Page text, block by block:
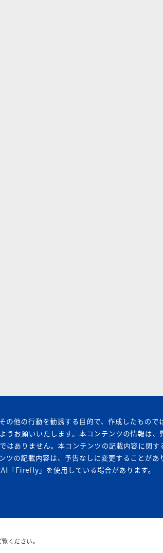
の他の行動を勧誘する目的で、作成したもの
うお願いいたします。本コンテンツの情報は
はありません。本コンテンツの記載内容に関
の記載内容は、予告なしに変更することがあ
「Firefly」を使用している場合があります。
ください。